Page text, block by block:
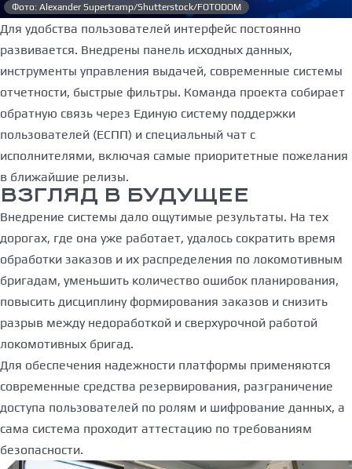
Фото: Alexander Supertramp/Shutterstock/FOTODOM
Для удобства пользователей интерфейс постоянно
развивается. Внедрены панель исходных данных,
инструменты управления выдачей, современные системы
отчетности, быстрые фильтры. Команда проекта собирает
обратную связь через Единую систему поддержки
пользователей (ЕСПП) и специальный чат с
исполнителями, включая самые приоритетные пожелания
в ближайшие релизы.
ВЗГЛЯД В БУДУЩЕЕ
Внедрение системы дало ощутимые результаты. На тех
дорогах, где она уже работает, удалось сократить время
обработки заказов и их распределения по локомотивным
бригадам, уменьшить количество ошибок планирования,
повысить дисциплину формирования заказов и снизить
разрыв между недоработкой и сверхурочной работой
локомотивных бригад.
Для обеспечения надежности платформы применяются
современные средства резервирования, разграничение
доступа пользователей по ролям и шифрование данных, а
сама система проходит аттестацию по требованиям
безопасности.